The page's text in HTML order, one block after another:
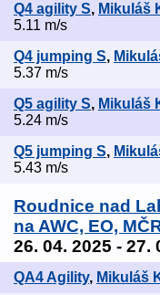
Q4 agility S, Mikuláš
5.11 m/s
Q4 jumping S,
5.37 m/s
Q5 agility S, Mikuláš
5.24 m/s
Q5 jumping S,
5.43 m/s
Roudnice nad
na AWC, EO,
26. 04. 2025 - 27.
QA4 Agility, Mikuláš